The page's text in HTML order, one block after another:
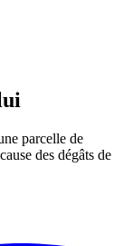
parcelle de
des dégâts de